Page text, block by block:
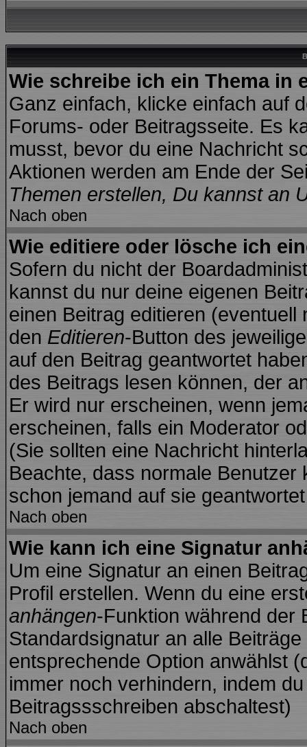
Wie schreibe ich ein Thema in
Ganz einfach, klicke einfach auf
Forums- oder Beitragsseite. Es
musst, bevor du eine Nachricht
Aktionen werden am Ende der
Themen erstellen, Du kannst an
Nach oben
Wie editiere oder lösche ich
Sofern du nicht der
kannst du nur deine eigenen
einen Beitrag editieren
den Editieren-Button des
auf den Beitrag geantwortet
des Beitrags lesen können, der
Er wird nur erscheinen, wenn
erscheinen, falls ein Moderator
(Sie sollten eine Nachricht
Beachte, dass normale
schon jemand auf sie
Nach oben
Wie kann ich eine Signatur
Um eine Signatur an einen
Profil erstellen. Wenn du eine
anhängen-Funktion während der
Standardsignatur an alle
entsprechende Option anwählst
immer noch verhindern, indem
Beitragssschreiben abschaltest)
Nach oben